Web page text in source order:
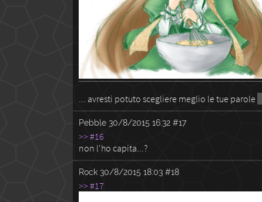
... avresti potuto scegliere meglio le tue parole
Pebble 30/8/2015 16:32 #17
>> #16
non l'ho capita...?
Rock 30/8/2015 18:03 #18
>> #17